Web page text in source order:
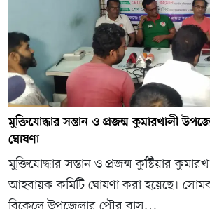
মুক্তিযোদ্ধার সন্তান ও প্রজন্ম কুমারখালী
ঘোষণা
মুক্তিযোদ্ধার সন্তান ও প্রজন্ম কুষ্টিয়ার
আহবায়ক কমিটি ঘোষণা করা হয়েছে।